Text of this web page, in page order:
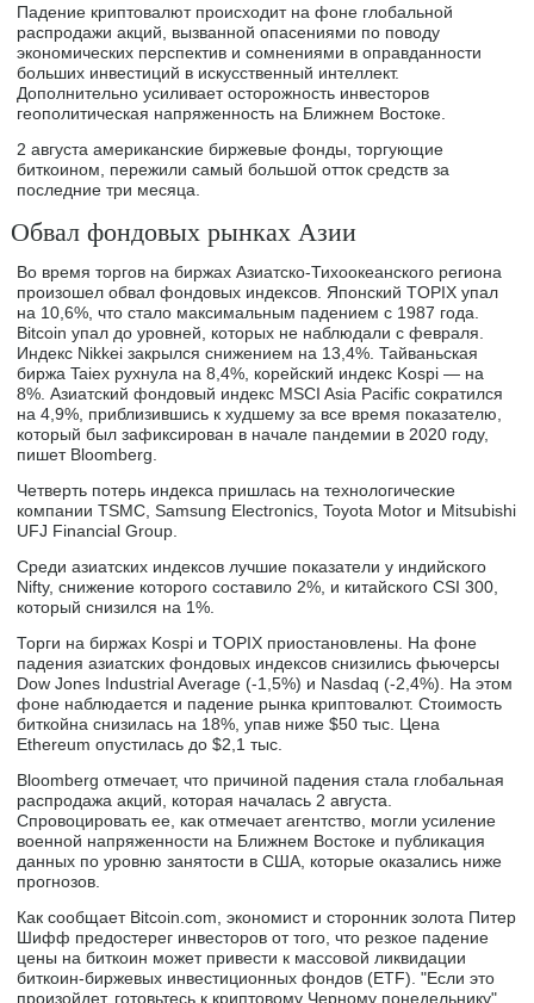
Падение криптовалют происходит на фоне глобальной
распродажи акций, вызванной опасениями по поводу
экономических перспектив и сомнениями в оправданности
больших инвестиций в искусственный интеллект.
Дополнительно усиливает осторожность инвесторов
геополитическая напряженность на Ближнем Востоке.
2 августа американские биржевые фонды, торгующие
биткоином, пережили самый большой отток средств за
последние три месяца.
Обвал фондовых рынках Азии
Во время торгов на биржах Азиатско-Тихоокеанского региона
произошел обвал фондовых индексов. Японский TOPIX упал
на 10,6%, что стало максимальным падением с 1987 года.
Bitcoin упал до уровней, которых не наблюдали с февраля.
Индекс Nikkei закрылся снижением на 13,4%. Тайваньская
биржа Taiex рухнула на 8,4%, корейский индекс Kospi — на
8%. Азиатский фондовый индекс MSCI Asia Pacific сократился
на 4,9%, приблизившись к худшему за все время показателю,
который был зафиксирован в начале пандемии в 2020 году,
пишет Bloomberg.
Четверть потерь индекса пришлась на технологические
компании TSMC, Samsung Electronics, Toyota Motor и Mitsubishi
UFJ Financial Group.
Среди азиатских индексов лучшие показатели у индийского
Nifty, снижение которого составило 2%, и китайского CSI 300,
который снизился на 1%.
Торги на биржах Kospi и TOPIX приостановлены. На фоне
падения азиатских фондовых индексов снизились фьючерсы
Dow Jones Industrial Average (-1,5%) и Nasdaq (-2,4%). На этом
фоне наблюдается и падение рынка криптовалют. Стоимость
биткойна снизилась на 18%, упав ниже $50 тыс. Цена
Ethereum опустилась до $2,1 тыс.
Bloomberg отмечает, что причиной падения стала глобальная
распродажа акций, которая началась 2 августа.
Спровоцировать ее, как отмечает агентство, могли усиление
военной напряженности на Ближнем Востоке и публикация
данных по уровню занятости в США, которые оказались ниже
прогнозов.
Как сообщает Bitcoin.com, экономист и сторонник золота Питер
Шифф предостерег инвесторов от того, что резкое падение
цены на биткоин может привести к массовой ликвидации
биткоин-биржевых инвестиционных фондов (ETF). "Если это
произойдет, готовьтесь к криптовому Черному понедельнику",